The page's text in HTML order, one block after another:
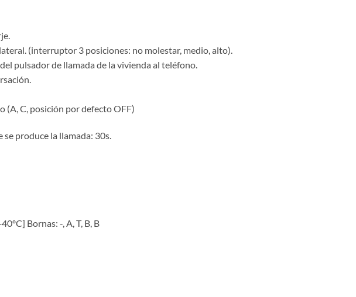
(interruptor 3 posiciones: no molestar, medio, alto).
pulsador de llamada de la vivienda al teléfono.
(A, C, posición por defecto OFF)
produce la llamada: 30s.
Bornas: -, A, T, B, B